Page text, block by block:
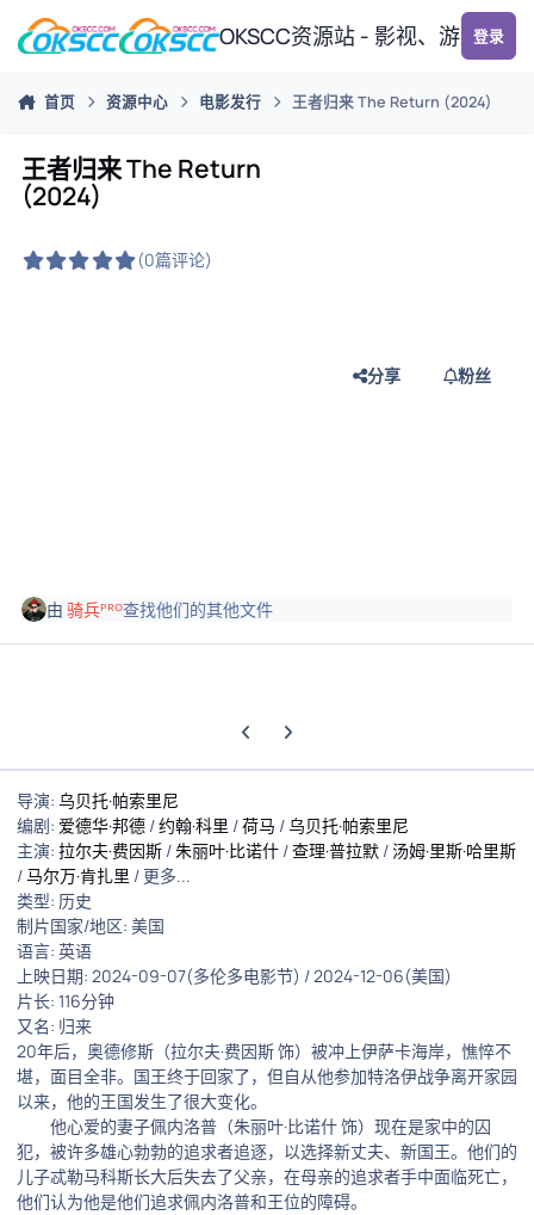
跳转到帖子
OKSCC资源站 - 影视、游戏、
登录
首页 资源中心 电影发行 王者归来 The Return (2024)
王者归来 The Return
(2024)
(0篇评论)
分享 粉丝
由 骑兵ᴾᴿᴼ查找他们的其他文件
上一张轮播幻灯片
下一张轮播幻灯片
导演: 乌贝托·帕索里尼
编剧: 爱德华·邦德 /约翰·科里 /荷马 /乌贝托·帕索里尼
主演: 拉尔夫·费因斯 /朱丽叶·比诺什 /查理·普拉默 /汤姆·里斯·哈里斯
/马尔万·肯扎里 / 更多...
类型: 历史
制片国家/地区: 美国
语言: 英语
上映日期: 2024-09-07(多伦多电影节) / 2024-12-06(美国)
片长: 116分钟
又名: 归来
20年后，奥德修斯（拉尔夫·费因斯 饰）被冲上伊萨卡海岸，憔悴不
堪，面目全非。国王终于回家了，但自从他参加特洛伊战争离开家园
以来，他的王国发生了很大变化。
他心爱的妻子佩内洛普（朱丽叶·比诺什 饰）现在是家中的囚
犯，被许多雄心勃勃的追求者追逐，以选择新丈夫、新国王。他们的
儿子忒勒马科斯长大后失去了父亲，在母亲的追求者手中面临死亡，
他们认为他是他们追求佩内洛普和王位的障碍。